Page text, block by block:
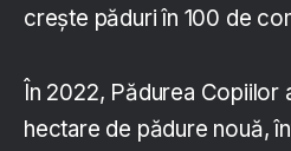
crește păduri în 100 de
În 2022, Pădurea
hectare de pădure nouă,